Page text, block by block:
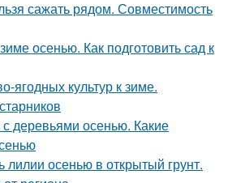
сажать рядом. Совместимость
осенью. Как подготовить сад к
ягодных культур к зиме.
деревьями осенью. Какие
лилии осенью в открытый грунт.